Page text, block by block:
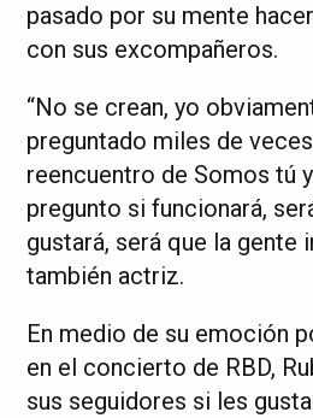
pasado por su mente
con sus excompañeros.
“No se crean, yo
preguntado miles de
reencuentro de Somos tú
pregunto si funcionará,
gustará, será que la gente
también actriz.
En medio de su emoción
en el concierto de RBD,
sus seguidores si les